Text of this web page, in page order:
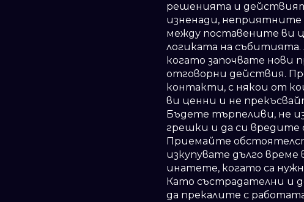
решенията и
изненади, неприятните
между поставените ви
логиката на
когато започвате нови
отговорни действия.
контакти, с някои от
ви ценни и не
Бъдете търпеливи, не
грешки и да си вредите
Приемайте
изкупувате дълго
инатете, когато са
Като състрадателни и
да прекалите с